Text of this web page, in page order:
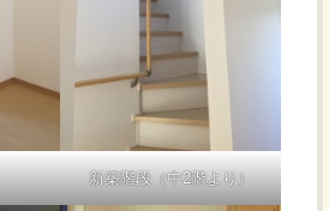
新築階段（中2階より）